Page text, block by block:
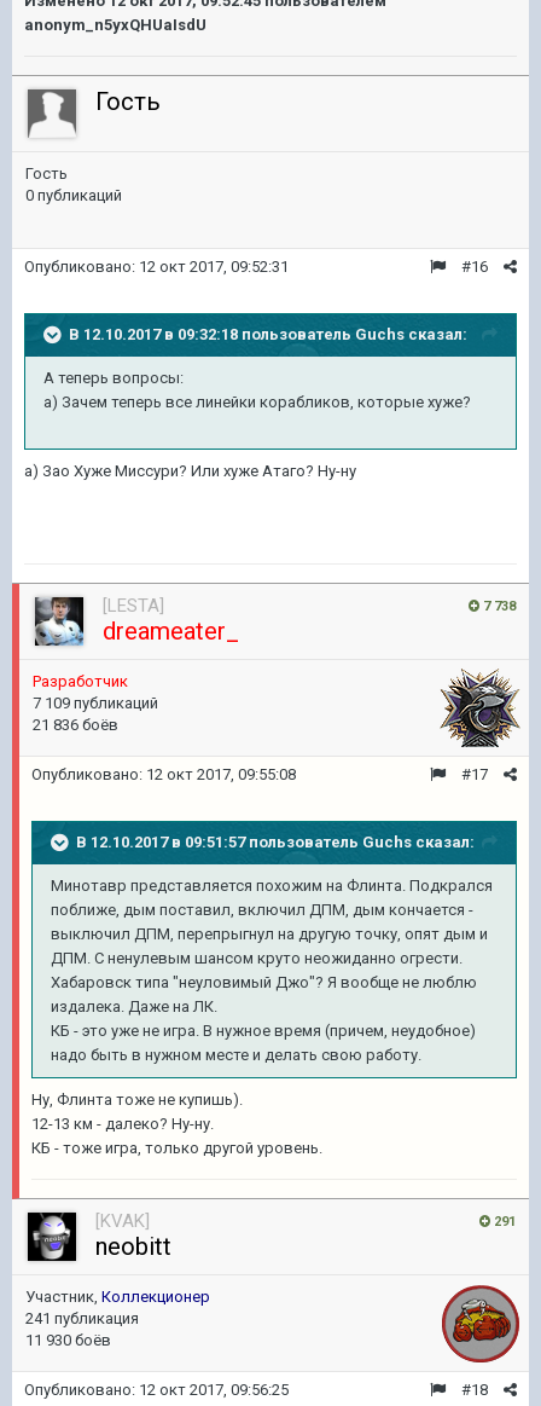
anonym_n5yxQHUaIsdU
Гость
Гость
0 публикаций
#16
Опубликовано: 12 окт 2017, 09:52:31
В 12.10.2017 в 09:32:18 пользователь Guchs сказал:
А теперь вопросы:
а) Зачем теперь все линейки корабликов, которые хуже?
а) Зао Хуже Миссури? Или хуже Атаго? Ну-ну
7 738
[LESTA]
dreameater_
Разработчик
7 109 публикаций
21 836 боёв
#17
Опубликовано: 12 окт 2017, 09:55:08
В 12.10.2017 в 09:51:57 пользователь Guchs сказал:
Минотавр представляется похожим на Флинта. Подкрался
поближе, дым поставил, включил ДПМ, дым кончается -
выключил ДПМ, перепрыгнул на другую точку, опят дым и
ДПМ. С ненулевым шансом круто неожиданно огрести.
Хабаровск типа "неуловимый Джо"? Я вообще не люблю
издалека. Даже на ЛК.
КБ - это уже не игра. В нужное время (причем, неудобное)
надо быть в нужном месте и делать свою работу.
Ну, Флинта тоже не купишь).
12-13 км - далеко? Ну-ну.
КБ - тоже игра, только другой уровень.
291
[KVAK]
neobitt
Участник, Коллекционер
241 публикация
11 930 боёв
#18
Опубликовано: 12 окт 2017, 09:56:25